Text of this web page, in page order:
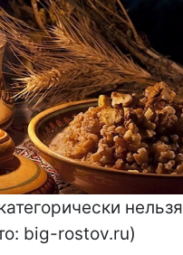
нельзя
big-rostov.ru)